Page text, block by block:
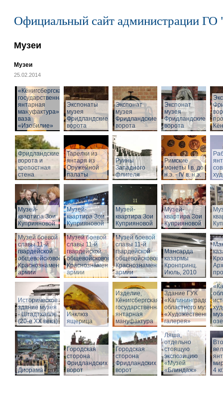
Официальный сайт администрации ГО
Музеи
Музеи
25.02.2014
«Кёнигсбергская
государственная
янтарная
мануфактура» -
ваза
«Изобилие»
Экспонаты
музея
Фридландские
ворота
Экспонат
музея
Фридландские
ворота
Экспонат
музея
Фридландские
ворота
Фридландские
ворота и
крепостная
стена
Тарелки из
янтаря из
Оружейной
палаты
Руины
Западного
флигеля
Римские
монеты I в. до
н.э. - IV в. н.э.
Музей-
квартира Зои
Куприяновой
Музей-
квартира Зои
Куприяновой
Музей-
квартира Зои
Куприяновой
Музей-
квартира Зои
Куприяновой
Музей боевой
славы 11-й
гвардейской
общевойсковой
Краснознаменной
армии
Музей боевой
славы 11-й
гвардейской
общевойсковой
Краснознаменной
армии
Музей боевой
славы 11-й
гвардейской
общевойсковой
Краснознаменной
армии
Мансарда
казармы
Кронпринц.
Июль, 2010
Историческое
здание музея
- Штадтхалле
(20-е XX века)
Инклюз
ящерица
Изделие,
Кёнигсбергская
государственная
янтарная
мануфактура
Здание ГУК
«Калининградского
областного музея
«Художественная
галерея»
Диорама
Городская
сторона
Фридландских
ворот
Городская
сторона
Фридландских
ворот
Вход в бункер
Ляша,
отдельно
стоящую
экспозицию
«Музей
«Блиндаж»
4